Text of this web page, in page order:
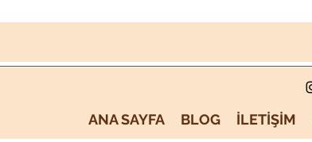
ANA SAYFA BLOG İLETİŞİM